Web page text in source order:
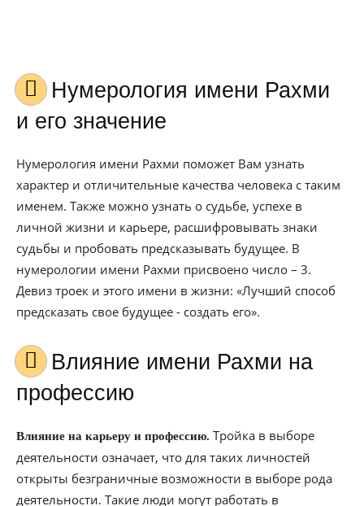
Нумерология имени Рахми
и его значение
Нумерология имени Рахми поможет Вам узнать
характер и отличительные качества человека с таким
именем. Также можно узнать о судьбе, успехе в
личной жизни и карьере, расшифровывать знаки
судьбы и пробовать предсказывать будущее. В
нумерологии имени Рахми присвоено число – 3.
Девиз троек и этого имени в жизни: «Лучший способ
предсказать свое будущее - создать его».
Влияние имени Рахми на
профессию
Влияние на карьеру и профессию. Тройка в выборе
деятельности означает, что для таких личностей
открыты безграничные возможности в выборе рода
деятельности. Такие люди могут работать в